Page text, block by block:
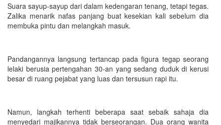
Suara sayup-sayup dari dalam kedengaran tenang, tetapi tegas.
Zalika menarik nafas panjang buat kesekian kali sebelum dia
membuka pintu dan melangkah masuk.
Pandangannya langsung tertancap pada figura tegap seorang
lelaki berusia pertengahan 30-an yang sedang duduk di kerusi
besar di ruang pejabat yang luas dan tersusun rapi itu.
Namun, langkah terhenti beberapa saat sebaik sahaja dia
menyedari majikannya tidak berseorangan. Dua orang wanita